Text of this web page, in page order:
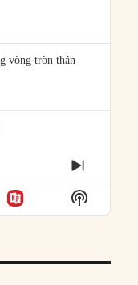
vòng tròn thân
NEXT
Show
Podcast